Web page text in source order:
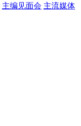
主编见面会 主流媒体